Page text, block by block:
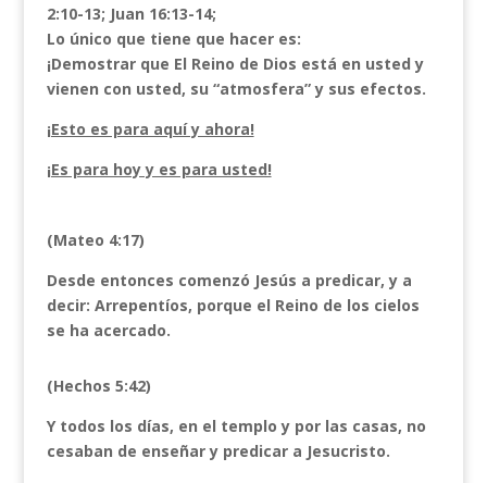
2:10-13; Juan 16:13-14;
Lo único que tiene que hacer es:
¡Demostrar que El Reino de Dios está en usted y
vienen con usted, su “atmosfera” y sus efectos.
¡Esto es para aquí y ahora!
¡Es para hoy y es para usted!
(Mateo 4:17)
Desde entonces comenzó Jesús a predicar, y a
decir: Arrepentíos, porque el Reino de los cielos
se ha acercado.
(Hechos 5:42)
Y todos los días, en el templo y por las casas, no
cesaban de enseñar y predicar a Jesucristo.